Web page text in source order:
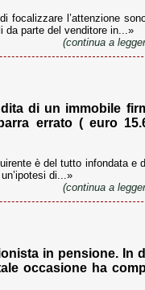
focalizzare l’attenzione
da parte del venditore in...»
(continua a
di un immobile
errato ( euro
è del tutto infondata e
di...»
(continua a
in pensione. In
occasione ha